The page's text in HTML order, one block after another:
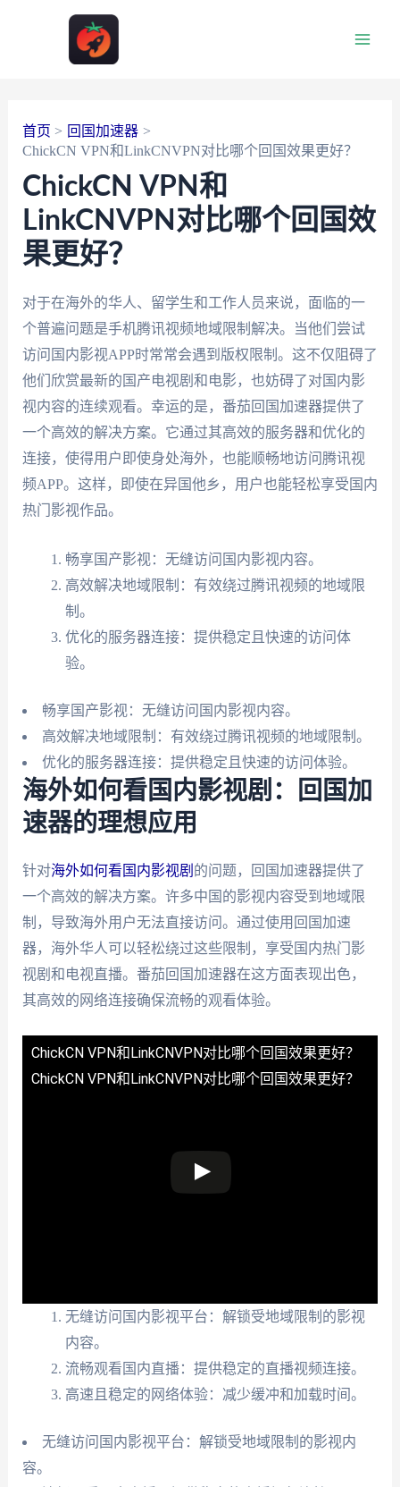
首页
回国加速器
ChickCN VPN和LinkCNVPN对比哪个回国效果更好？
ChickCN VPN和
LinkCNVPN对比哪个回国效
果更好？
对于在海外的华人、留学生和工作人员来说，面临的一
个普遍问题是手机腾讯视频地域限制解决。当他们尝试
访问国内影视APP时常常会遇到版权限制。这不仅阻碍了
他们欣赏最新的国产电视剧和电影，也妨碍了对国内影
视内容的连续观看。幸运的是，番茄回国加速器提供了
一个高效的解决方案。它通过其高效的服务器和优化的
连接，使得用户即使身处海外，也能顺畅地访问腾讯视
频APP。这样，即使在异国他乡，用户也能轻松享受国内
热门影视作品。
畅享国产影视：无缝访问国内影视内容。
高效解决地域限制：有效绕过腾讯视频的地域限
制。
优化的服务器连接：提供稳定且快速的访问体
验。
畅享国产影视：无缝访问国内影视内容。
高效解决地域限制：有效绕过腾讯视频的地域限制。
优化的服务器连接：提供稳定且快速的访问体验。
海外如何看国内影视剧：回国加
速器的理想应用
针对海外如何看国内影视剧 的问题，回国加速器提供了
一个高效的解决方案。许多中国的影视内容受到地域限
制，导致海外用户无法直接访问。通过使用回国加速
器，海外华人可以轻松绕过这些限制，享受国内热门影
视剧和电视直播。番茄回国加速器在这方面表现出色，
其高效的网络连接确保流畅的观看体验。
ChickCN VPN和LinkCNVPN对比哪个回国效果更好？
ChickCN VPN和LinkCNVPN对比哪个回国效果更好？
无缝访问国内影视平台：解锁受地域限制的影视
内容。
流畅观看国内直播：提供稳定的直播视频连接。
高速且稳定的网络体验：减少缓冲和加载时间。
无缝访问国内影视平台：解锁受地域限制的影视内
容。